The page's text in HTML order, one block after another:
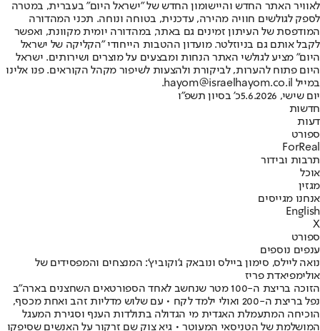
לאוויר האתר החדש והיישומון החדש של "ישראל היום" בעברית, במטרה
לספק לגולשים חוויה מהירה, עדכנית, בטוחה ונוחה. תכני המהדורה
המודפסת של העיתון זמינים גם באתר, במהדורה יומית מקוונת, ואפשר
לקבל אותם גם בניוזלטר. מועדון ההטבות הייחודי "הקליקה של ישראל
היום" מציע לגולשי האתר הנחות ומבצעים על מוצרים ושירותים. ישראל
היום פתוח להערות, לביקורת ולהצעות לשיפור מקהל הקוראים. פנו אלינו
במייל hayom@israelhayom.co.il.
יום שישי, 5.6.2026
כ' בסיון תשפ"ו
חדשות
דעות
ספורט
ForReal
תרבות ובידור
אוכל
מגזין
אנחנו מגייסים
English
X
ספורט
ענפים נוספים
נואה ליילס, סימון ביילס ונובאק ג'וקוביץ': המנצחים והמפסידים של
אולימפיאדת פריז
הזוכה בריצת ה-100 מטר שנחשב לאחד הספורטאים השחצנים בארה"ב
נפל בריצת ה-200 ואולי ילמד לקח • עם שלוש מדליות זהב ואחת מכסף,
הוכיחה המתעמלת האגדית מי הגדולה בתולדות הענף וסגירת המעגל
המושלמת של הטניסאי המעוטר • גיא צוק שם זרקור על האנשים שסיפקו